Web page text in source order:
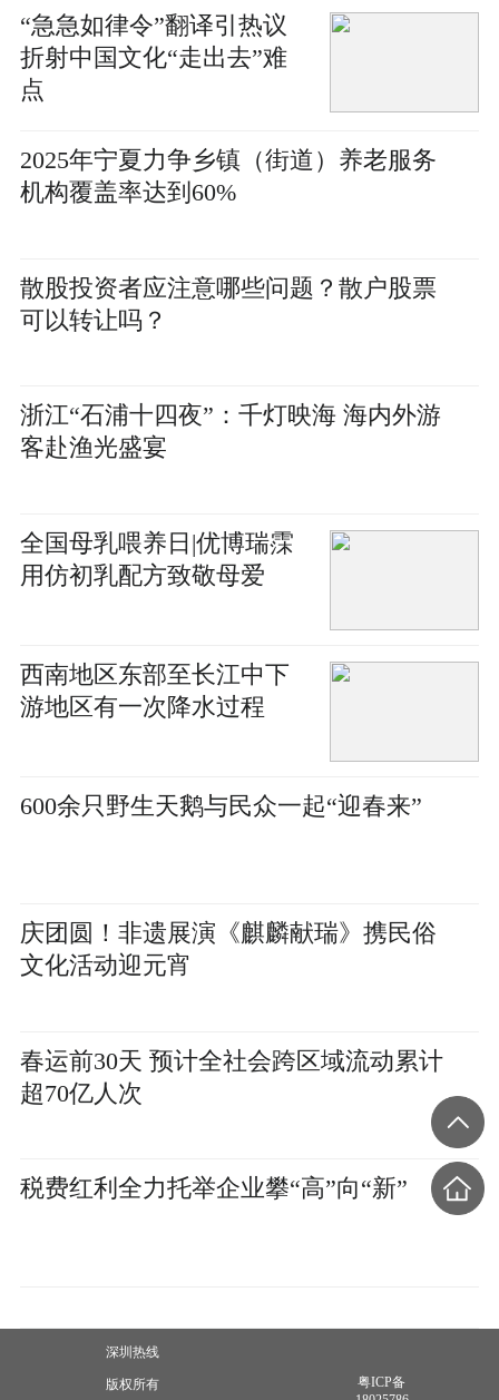
“急急如律令”翻译引热议
折射中国文化“走出去”难
点
2025年宁夏力争乡镇（街道）养老服务
机构覆盖率达到60%
散股投资者应注意哪些问题？散户股票
可以转让吗？
浙江“石浦十四夜”：千灯映海 海内外游
客赴渔光盛宴
全国母乳喂养日|优博瑞霂
用仿初乳配方致敬母爱
西南地区东部至长江中下
游地区有一次降水过程
600余只野生天鹅与民众一起“迎春来”
庆团圆！非遗展演《麒麟献瑞》携民俗
文化活动迎元宵
春运前30天 预计全社会跨区域流动累计
超70亿人次
税费红利全力托举企业攀“高”向“新”
深圳热线
版权所有
粤ICP备